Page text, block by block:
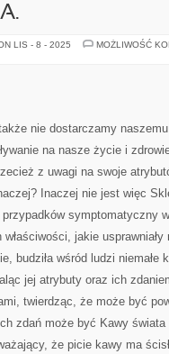
LIS - 8 - 2025
MOŻLIWOŚĆ
nie dostarczamy
na nasze życie i
z uwagi na swoje
Inaczej nie jest więc
symptomatyczny
jakie
budziła wśród ludzi niemałe
jej atrybuty oraz ich
twierdząc, że może być
zdań może być Kawy
że picie kawy ma